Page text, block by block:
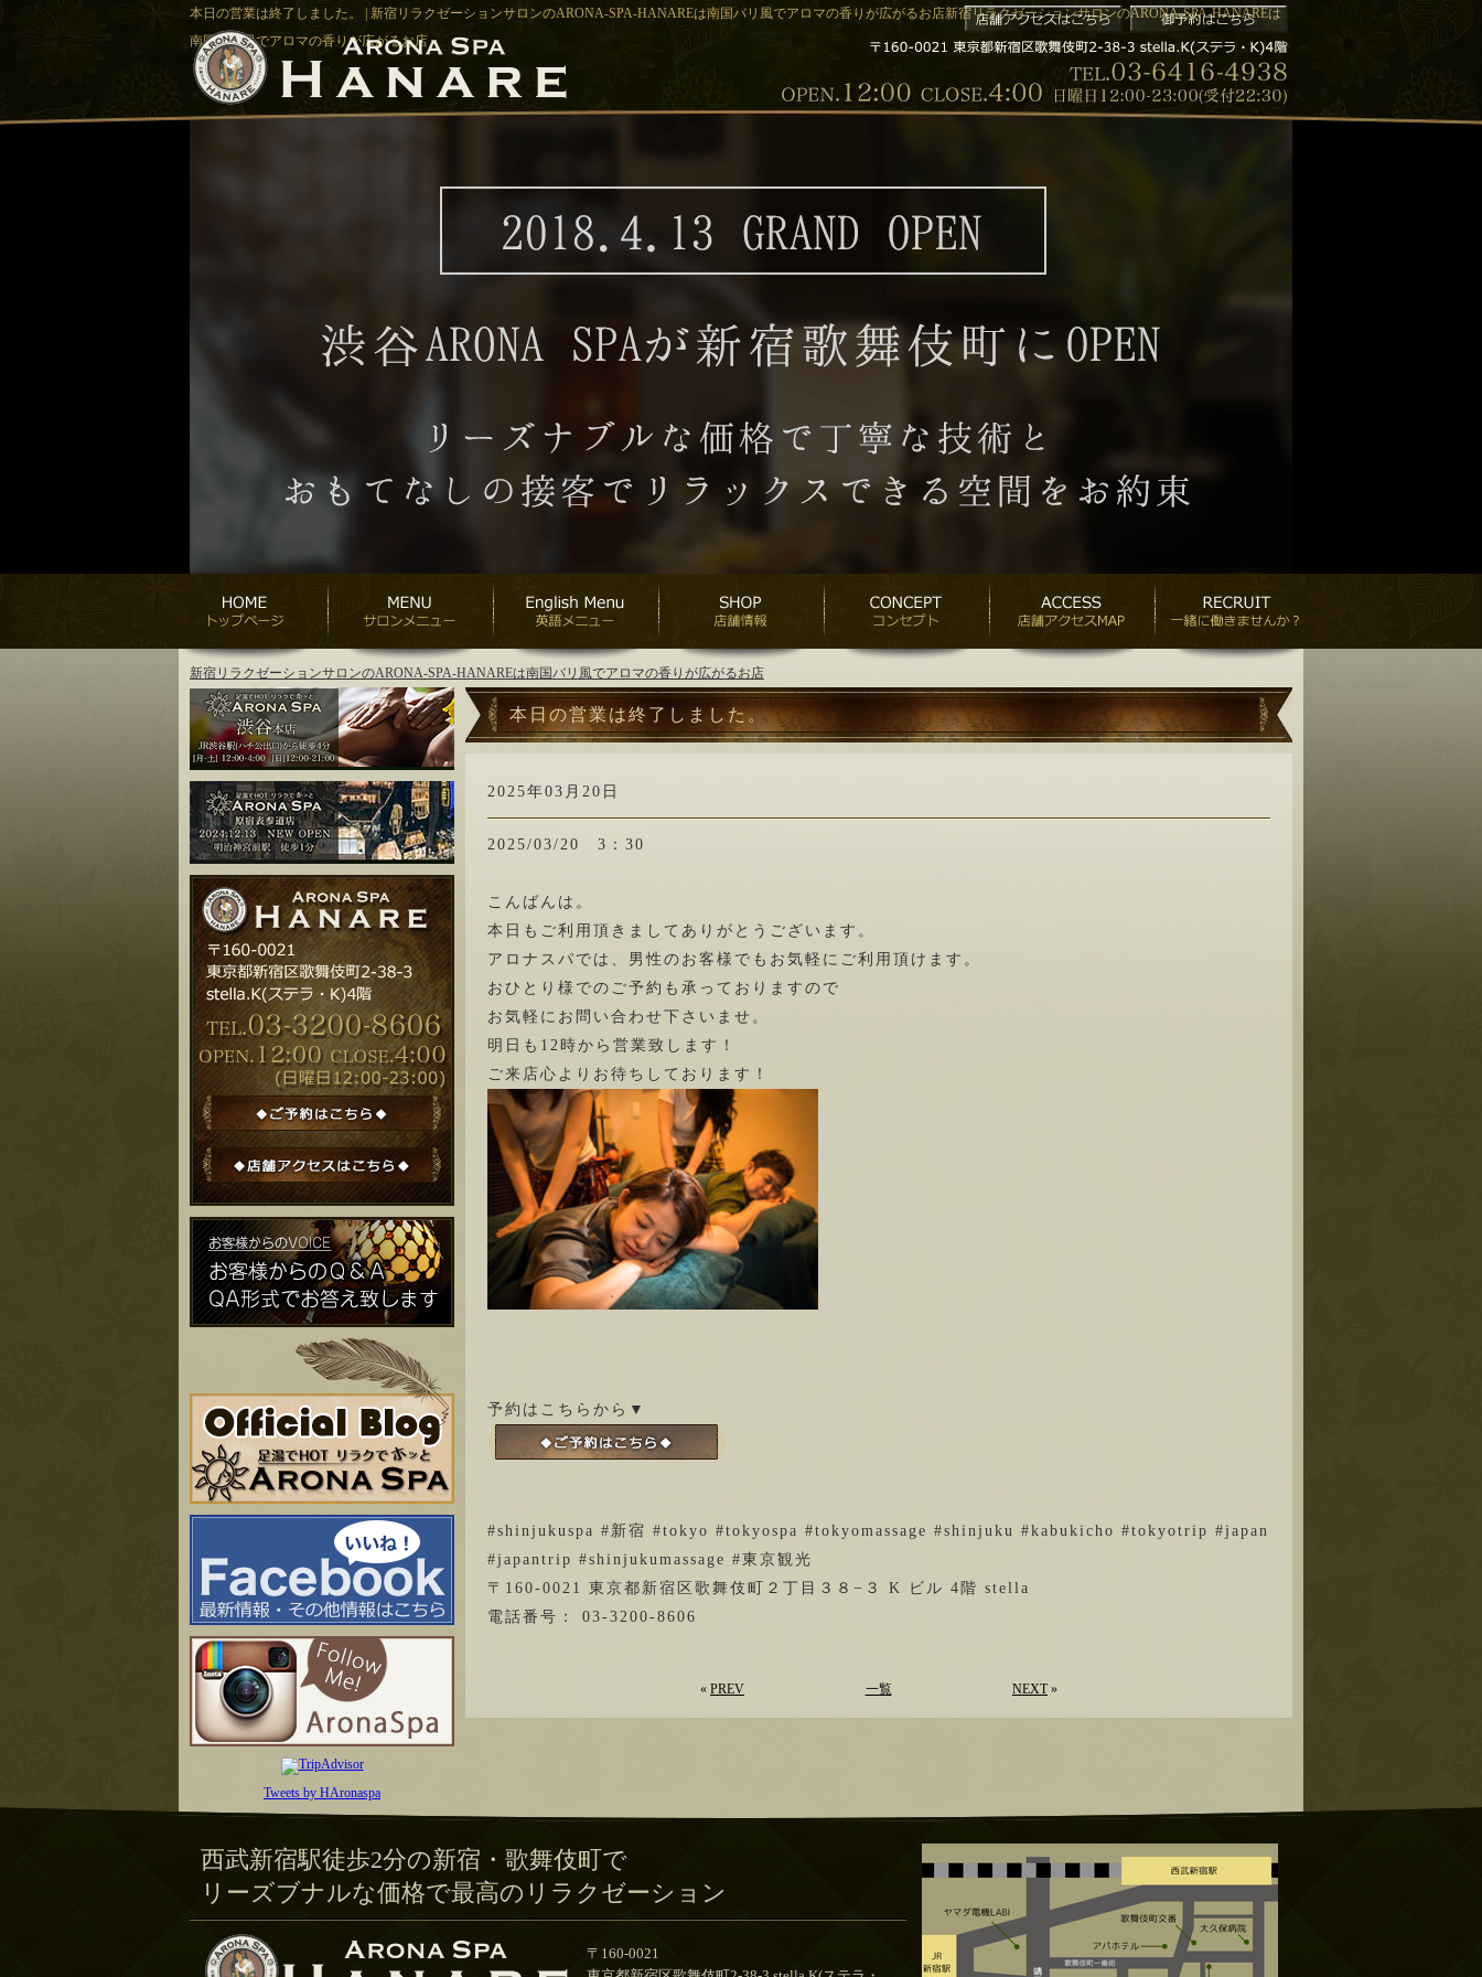
本日の営業は終了しました。 | 新宿リラクゼーションサロンのARONA-SPA-HANAREは南国バリ風でアロマの香りが広がるお店新宿リラクゼーションサロンのARONA-SPA-HANAREは
南国バリ風でアロマの香りが広がるお店
新宿リラクゼーションサロンのARONA-SPA-HANAREは南国バリ風でアロマの香りが広がるお店
本日の営業は終了しました。
2025年03月20日
2025/03/20 3：30
こんばんは。
本日もご利用頂きましてありがとうございます。
アロナスパでは、男性のお客様でもお気軽にご利用頂けます。
おひとり様でのご予約も承っておりますので
お気軽にお問い合わせ下さいませ。
明日も12時から営業致します！
ご来店心よりお待ちしております！
予約はこちらから▼
#shinjukuspa #新宿 #tokyo #tokyospa #tokyomassage #shinjuku #kabukicho #tokyotrip #japan
#japantrip #shinjukumassage #東京観光
〒160-0021 東京都新宿区歌舞伎町２丁目３８−３ K ビル 4階 stella
電話番号： 03-3200-8606
« PREV 一覧 NEXT»
Tweets by HAronaspa
西武新宿駅徒歩2分の新宿・歌舞伎町で
リーズブナルな価格で最高のリラクゼーション
〒160-0021